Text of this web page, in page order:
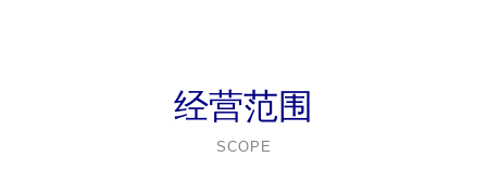
经营范围
SCOPE